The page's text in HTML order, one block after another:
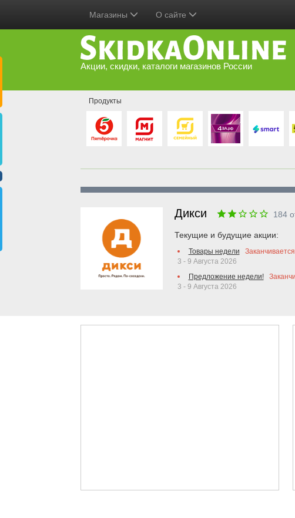
Магазины О сайте
Акции, скидки, каталоги магазинов России
Продукты
Дикси 184
Текущие и будущие акции:
Товары недели
3 - 9 Августа 2026
Предложение недели!
3 - 9 Августа 2026